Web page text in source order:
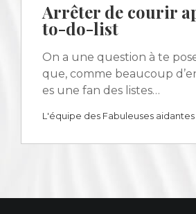
Arrêter de courir
to-do-list
On a une question à te
que, comme beaucoup
es une fan des listes…
L'équipe des Fabuleuses aidantes